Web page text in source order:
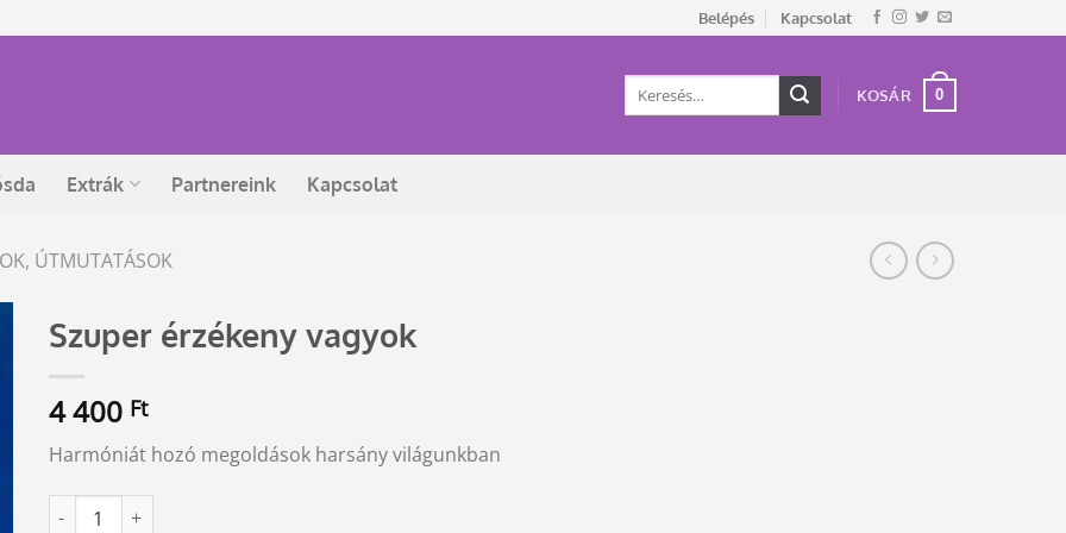
Belépés Kapcsolat
Keresés
KOSÁR 0
Extrák Partnereink Kapcsolat
ÚTMUTATÁSOK
Szuper érzékeny vagyok
4 400 Ft
Harmóniát hozó megoldások harsány világunkban
Szuper érzékeny vagyok mennyiség
Alternative: